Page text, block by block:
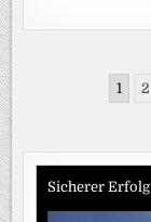
Beiträge
1 2
Sicherer Erfolg